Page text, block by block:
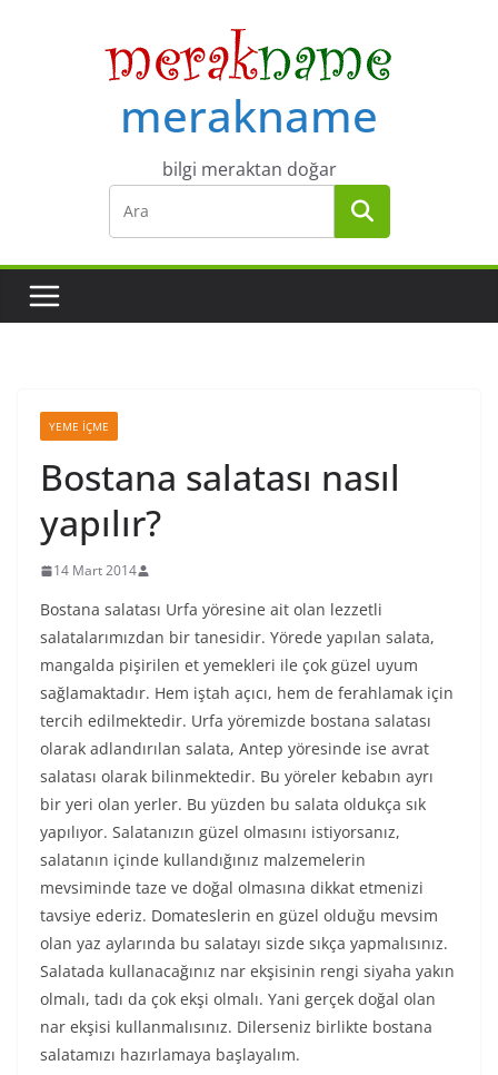
merakname
bilgi meraktan doğar
YEME İÇME
Bostana salatası nasıl
yapılır?
14 Mart 2014
Bostana salatası Urfa yöresine ait olan lezzetli
salatalarımızdan bir tanesidir. Yörede yapılan salata,
mangalda pişirilen et yemekleri ile çok güzel uyum
sağlamaktadır. Hem iştah açıcı, hem de ferahlamak için
tercih edilmektedir. Urfa yöremizde bostana salatası
olarak adlandırılan salata, Antep yöresinde ise avrat
salatası olarak bilinmektedir. Bu yöreler kebabın ayrı
bir yeri olan yerler. Bu yüzden bu salata oldukça sık
yapılıyor. Salatanızın güzel olmasını istiyorsanız,
salatanın içinde kullandığınız malzemelerin
mevsiminde taze ve doğal olmasına dikkat etmenizi
tavsiye ederiz. Domateslerin en güzel olduğu mevsim
olan yaz aylarında bu salatayı sizde sıkça yapmalısınız.
Salatada kullanacağınız nar ekşisinin rengi siyaha yakın
olmalı, tadı da çok ekşi olmalı. Yani gerçek doğal olan
nar ekşisi kullanmalısınız. Dilerseniz birlikte bostana
salatamızı hazırlamaya başlayalım.